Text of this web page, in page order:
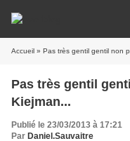
Accueil » Pas très gentil gentil non
Pas très gentil
Kiejman...
Publié le 23/03/2013 à 17:21
Par Daniel.Sauvaitre